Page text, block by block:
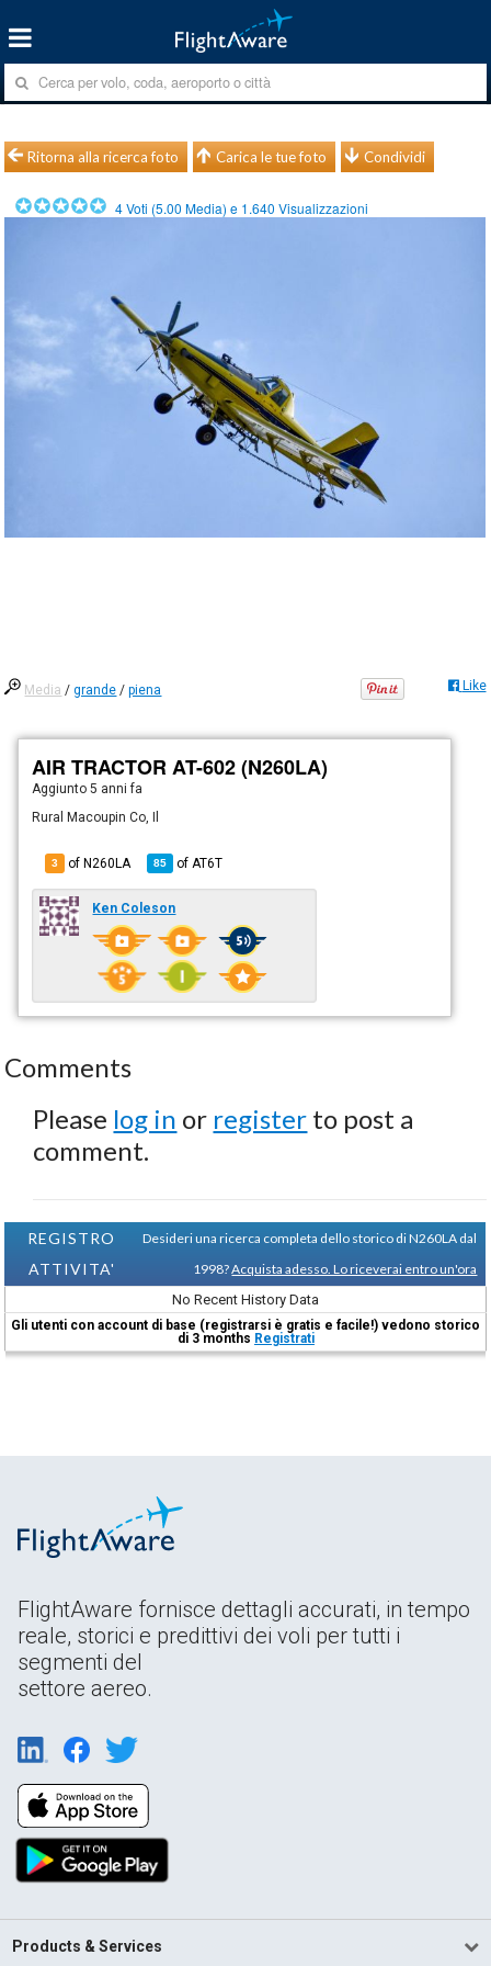
Ritorna alla ricerca foto Carica le tue foto Condividi
4Voti (5.00 Media) e 1.640 Visualizzazioni
Media /grande /piena Like
AIR TRACTOR AT-602 (N260LA)
Aggiunto5 anni fa
Rural Macoupin Co, Il
3 of N260LA 85 of AT6T
Ken Coleson
Comments
Please log in or register to post a
comment.
REGISTRO
ATTIVITA'
Desideri una ricerca completa dello storico di N260LA dal
1998?Acquista adesso. Lo riceverai entro un'ora
No Recent History Data
Gli utenti con account di base (registrarsi è gratis e facile!) vedono storico
di 3 months Registrati
FlightAware fornisce dettagli accurati, in tempo
reale, storici e predittivi dei voli per tutti i
segmenti del
settore aereo.
Products & Services